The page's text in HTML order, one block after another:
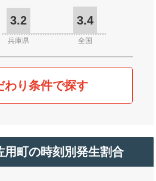
3.2 3.4
兵庫県 全国
わり条件で探す
用町の時刻別発生割合